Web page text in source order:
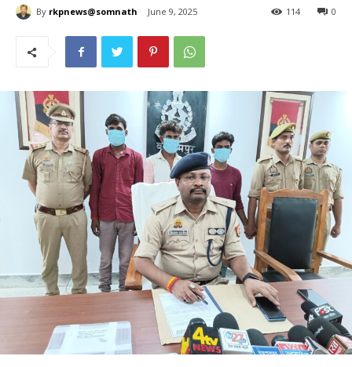
By rkpnews@somnath June 9, 2025 0
114